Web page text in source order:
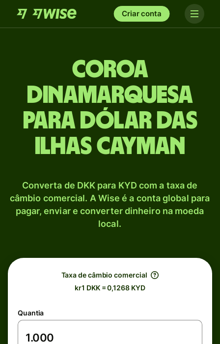
Criar conta
Coroa
dinamarquesa
para Dólar das
Ilhas Cayman
Converta de DKK para KYD com a taxa de
câmbio comercial. A Wise é a conta global para
pagar, enviar e converter dinheiro na moeda
local.
Taxa de câmbio comercial
kr1 DKK = 0,1268 KYD
Quantia